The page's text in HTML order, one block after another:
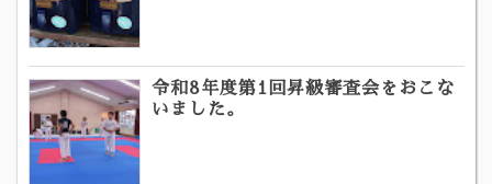
令和8年度第1回昇級審査会をおこな
いました。